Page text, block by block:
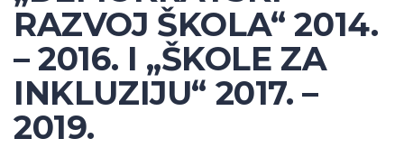
RAZVOJ ŠKOLA“ 2014.
– 2016. I „ŠKOLE ZA
INKLUZIJU“ 2017. –
2019.